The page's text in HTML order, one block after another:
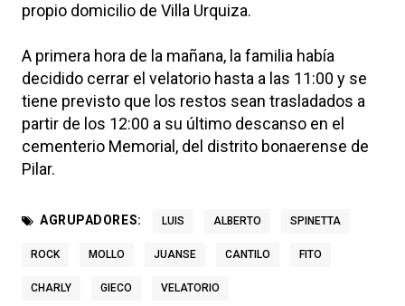
propio domicilio de Villa Urquiza.
A primera hora de la mañana, la familia había
decidido cerrar el velatorio hasta a las 11:00 y se
tiene previsto que los restos sean trasladados a
partir de los 12:00 a su último descanso en el
cementerio Memorial, del distrito bonaerense de
Pilar.
AGRUPADORES: LUIS ALBERTO SPINETTA
ROCK MOLLO JUANSE CANTILO FITO
CHARLY GIECO VELATORIO